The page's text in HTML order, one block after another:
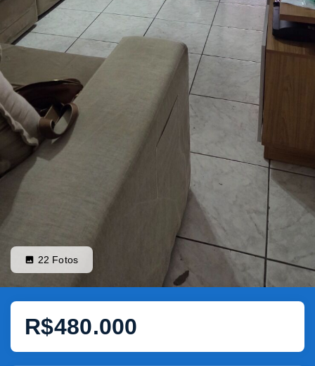
22 Fotos
R$480.000